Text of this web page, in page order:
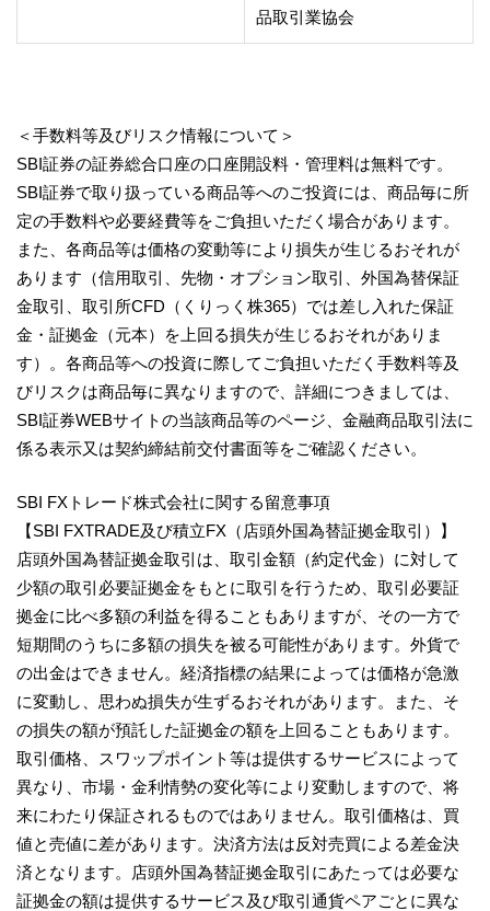
品取引業協会
＜手数料等及びリスク情報について＞
SBI証券の証券総合口座の口座開設料・管理料は無料です。
SBI証券で取り扱っている商品等へのご投資には、商品毎に所
定の手数料や必要経費等をご負担いただく場合があります。
また、各商品等は価格の変動等により損失が生じるおそれが
あります（信用取引、先物・オプション取引、外国為替保証
金取引、取引所CFD（くりっく株365）では差し入れた保証
金・証拠金（元本）を上回る損失が生じるおそれがありま
す）。各商品等への投資に際してご負担いただく手数料等及
びリスクは商品毎に異なりますので、詳細につきましては、
SBI証券WEBサイトの当該商品等のページ、金融商品取引法に
係る表示又は契約締結前交付書面等をご確認ください。
SBI FXトレード株式会社に関する留意事項
【SBI FXTRADE及び積立FX（店頭外国為替証拠金取引）】
店頭外国為替証拠金取引は、取引金額（約定代金）に対して
少額の取引必要証拠金をもとに取引を行うため、取引必要証
拠金に比べ多額の利益を得ることもありますが、その一方で
短期間のうちに多額の損失を被る可能性があります。外貨で
の出金はできません。経済指標の結果によっては価格が急激
に変動し、思わぬ損失が生ずるおそれがあります。また、そ
の損失の額が預託した証拠金の額を上回ることもあります。
取引価格、スワップポイント等は提供するサービスによって
異なり、市場・金利情勢の変化等により変動しますので、将
来にわたり保証されるものではありません。取引価格は、買
値と売値に差があります。決済方法は反対売買による差金決
済となります。店頭外国為替証拠金取引にあたっては必要な
証拠金の額は提供するサービス及び取引通貨ペアごとに異な